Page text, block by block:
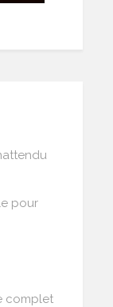
pour
complet